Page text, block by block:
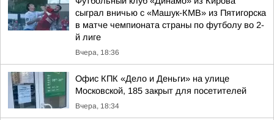
сыграл вничью с «Машук-КМВ» из Пятигорска
в матче чемпионата страны по футболу во 2-
й лиге
Вчера, 18:36
Офис КПК «Дело и Деньги» на улице
Московской, 185 закрыт для посетителей
Вчера, 18:34